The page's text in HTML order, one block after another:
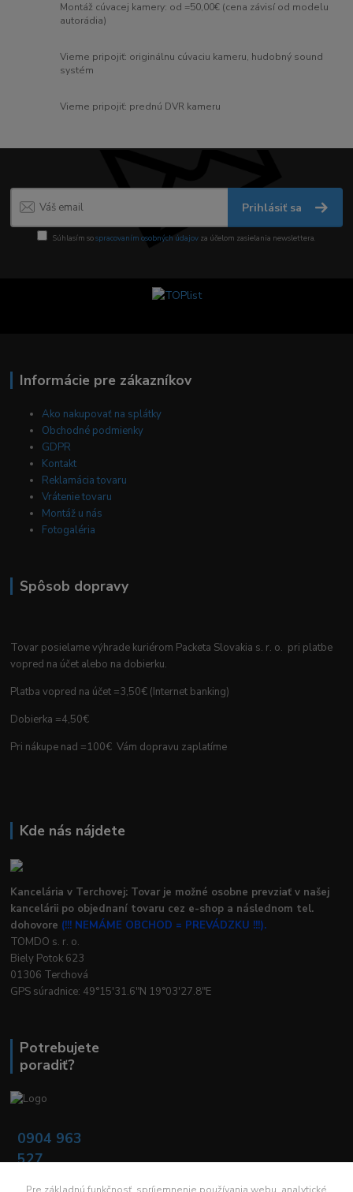
Montáž cúvacej kamery: od =50,00€ (cena závisí od modelu
autorádia)
Vieme pripojiť: originálnu cúvaciu kameru, hudobný sound
systém
Vieme pripojiť: prednú DVR kameru
Prihlásiť sa
Súhlasím sospracovaním osobných údajov za účelom zasielania newslettera.
Informácie pre zákazníkov
Ako nakupovať na splátky
Obchodné podmienky
GDPR
Kontakt
Reklamácia tovaru
Vrátenie tovaru
Montáž u nás
Fotogaléria
Spôsob dopravy
Tovar posielame výhrade kuriérom Packeta Slovakia s. r. o. pri platbe
vopred na účet alebo na dobierku.
Platba vopred na účet =3,50€ (Internet banking)
Dobierka =4,50€
Pri nákupe nad =100€ Vám dopravu zaplatíme
Kde nás nájdete
Kancelária v Terchovej: Tovar je možné osobne prevziať v našej
kancelárii po objednaní tovaru cez e-shop a následnom tel.
dohovore (!!! NEMÁME OBCHOD = PREVÁDZKU !!!).
TOMDO s. r. o.
Biely Potok 623
01306 Terchová
GPS súradnice: 49°15'31.6"N 19°03'27.8"E
Potrebujete
poradiť?
0904 963
527
16:00